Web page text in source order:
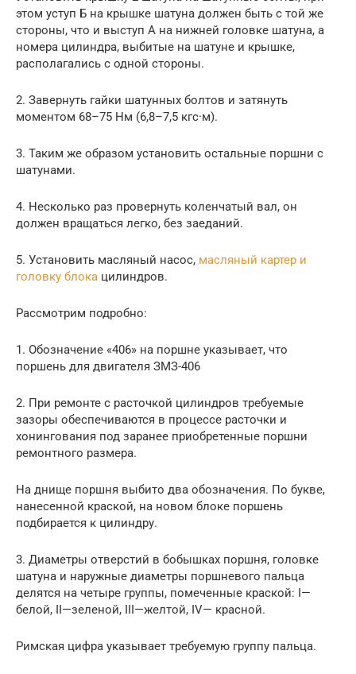
этом уступ Б на крышке шатуна должен быть с той же
стороны, что и выступ А на нижней головке шатуна, а
номера цилиндра, выбитые на шатуне и крышке,
располагались с одной стороны.
2. Завернуть гайки шатунных болтов и затянуть
моментом 68–75 Нм (6,8–7,5 кгс·м).
3. Таким же образом установить остальные поршни с
шатунами.
4. Несколько раз провернуть коленчатый вал, он
должен вращаться легко, без заеданий.
5. Установить масляный насос, масляный картер и
головку блока цилиндров.
Рассмотрим подробно:
1. Обозначение «406» на поршне указывает, что
поршень для двигателя ЗМЗ-406
2. При ремонте с расточкой цилиндров требуемые
зазоры обеспечиваются в процессе расточки и
хонингования под заранее приобретенные поршни
ремонтного размера.
На днище поршня выбито два обозначения. По букве,
нанесенной краской, на новом блоке поршень
подбирается к цилиндру.
3. Диаметры отверстий в бобышках поршня, головке
шатуна и наружные диаметры поршневого пальца
делятся на четыре группы, помеченные краской: I—
белой, II—зеленой, III—желтой, IV— красной.
Римская цифра указывает требуемую группу пальца.